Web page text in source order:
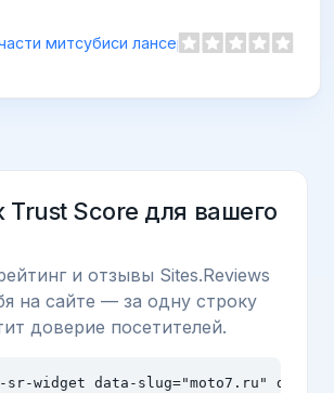
Ремонт,
https://
Score для вашего
и отзывы Sites.Reviews
на сайте — за одну строку
доверие посетителей.
sr-widget data-slug="moto7.ru" data-